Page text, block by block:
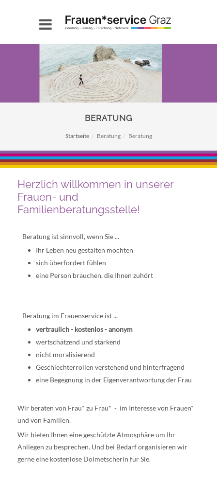
BERATUNG
Startseite Beratung Beratung
Herzlich willkommen in unserer
Frauen- und
Familienberatungsstelle!
Beratung ist sinnvoll, wenn Sie ...
Ihr Leben neu gestalten möchten
sich überfordert fühlen
eine Person brauchen, die Ihnen zuhört
Beratung im Frauenservice ist ...
vertraulich - kostenlos - anonym
wertschätzend und stärkend
nicht moralisierend
Geschlechterrollen verstehend und hinterfragend
eine Begegnung in der Eigenverantwortung der Frau
Wir beraten von Frau* zu Frau* - im Interesse von Frauen*
und von Familien.
Wir bieten Ihnen eine geschützte Atmosphäre um Ihr
Anliegen zu besprechen. Und bei Bedarf organisieren wir
gerne eine kostenlose Dolmetscherin für Sie.